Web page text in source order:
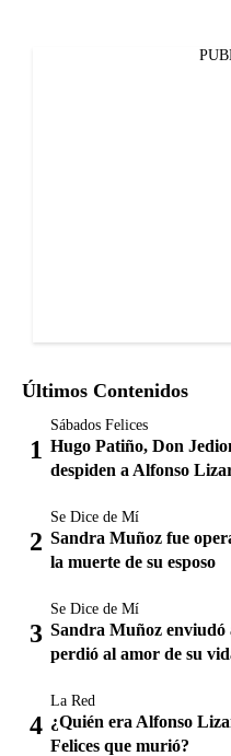
Últimos Contenidos
Sábados Felices
Hugo Patiño, Don
despiden a Alfonso
Se Dice de Mí
Sandra Muñoz fue
la muerte de su esposo
Se Dice de Mí
Sandra Muñoz enviudó
perdió al amor de su
La Red
¿Quién era Alfonso
Felices que murió?